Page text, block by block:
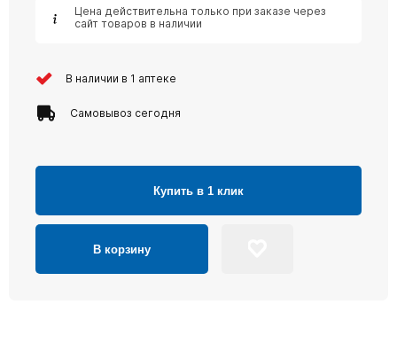
Цена действительна только при заказе через
сайт товаров в наличии
В наличии в 1 аптеке
Самовывоз сегодня
Купить в 1 клик
В корзину